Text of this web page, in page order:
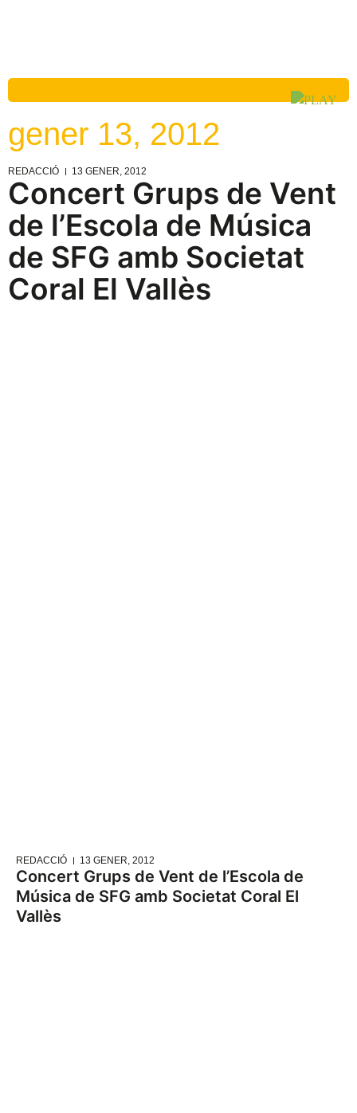
gener 13, 2012
REDACCIÓ 13 GENER, 2012
Concert Grups de Vent
de l’Escola de Música
de SFG amb Societat
Coral El Vallès
REDACCIÓ 13 GENER, 2012
Concert Grups de Vent de l’Escola de
Música de SFG amb Societat Coral El
Vallès